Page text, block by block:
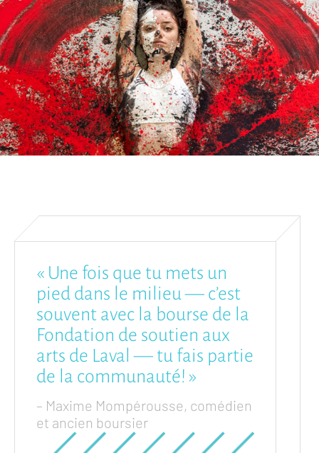
« Une fois que tu mets un
pied dans le milieu — c’est
souvent avec la bourse de la
Fondation de soutien aux
arts de Laval — tu fais partie
de la communauté! »
– Maxime Mompérousse, comédien
et ancien boursier